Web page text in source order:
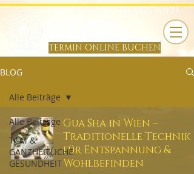
HARA SHIATSU PRAXIS WIEN
TERMIN ONLINE BUCHEN
BLOG
Alle Beiträge
TCM &
GANZHEITLICHE
GESUNDHEIT
Alle Beiträge
Gua Sha in Wien –
Traditionelle Technik
für Entspannung &
Wohlbefinden